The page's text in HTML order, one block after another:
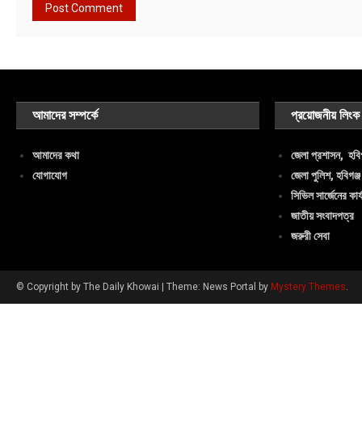
আমাদের সম্পর্কে
আমাদের কথা
যোগাযোগ
প্রয়োজনীয় লিংক
জেলা প্রশাসন,
জেলা পুলিশ, হবিগঞ্জ
সিভিল সার্জেনের
জাতীয় সংবাদপত্র
জরুরী সেবা
© Copyright by The Daily Khowai Theme: News Portal by Mystery Themes.